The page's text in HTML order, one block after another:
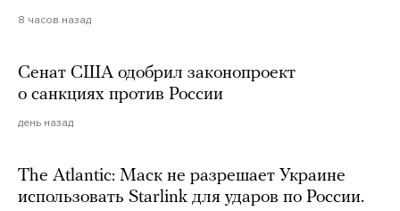
8 часов назад
Сенат США одобрил законопроект
о санкциях против России
день назад
The Atlantic: Маск не разрешает Украине
использовать Starlink для ударов по России.